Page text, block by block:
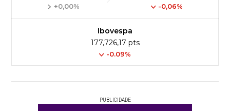
+0,00% -0,06%
Ibovespa
177,726,17 pts
-0.09%
PUBLICIDADE